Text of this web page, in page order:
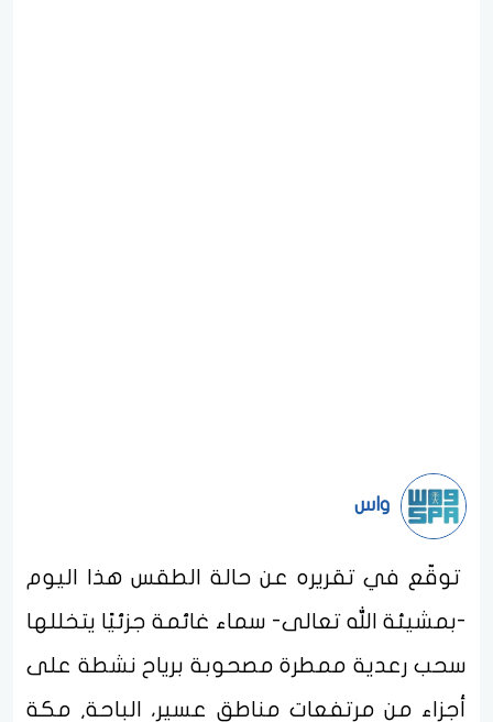
واس
توقّع في تقريره عن حالة الطقس هذا اليوم
-بمشيئة الله تعالى- سماء غائمة جزئيًا يتخللها
سحب رعدية ممطرة مصحوبة برياح نشطة على
أجزاء من مرتفعات مناطق عسير، الباحة, مكة